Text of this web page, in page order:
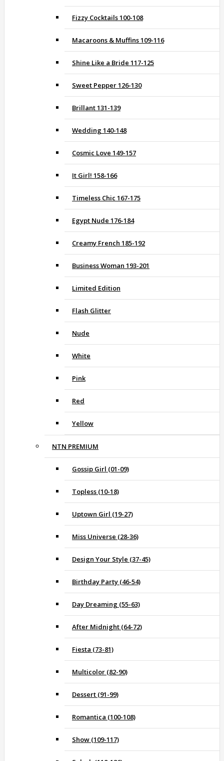
Fizzy Cocktails 100-108
Macaroons & Muffins 109-116
Shine Like a Bride 117-125
Sweet Pepper 126-130
Brillant 131-139
Wedding 140-148
Cosmic Love 149-157
It Girl! 158-166
Timeless Chic 167-175
Egypt Nude 176-184
Creamy French 185-192
Business Woman 193-201
Limited Edition
Flash Glitter
Nude
White
Pink
Red
Yellow
NTN PREMIUM
Gossip Girl (01-09)
Topless (10-18)
Uptown Girl (19-27)
Miss Universe (28-36)
Design Your Style (37-45)
Birthday Party (46-54)
Day Dreaming (55-63)
After Midnight (64-72)
Fiesta (73-81)
Multicolor (82-90)
Dessert (91-99)
Romantica (100-108)
Show (109-117)